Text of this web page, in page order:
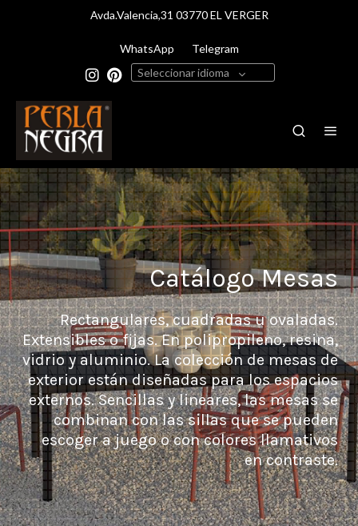
Avda.Valencia,31 03770 EL VERGER
WhatsApp
Telegram
Seleccionar idioma
Catálogo Mesas
Rectangulares, cuadradas u ovaladas.
Extensibles o fijas. En polipropileno, resina,
vidrio y aluminio. La colección de mesas de
exterior están diseñadas para los espacios
externos. Sencillas y lineares, las mesas se
combinan con las sillas que se pueden
escoger a juego o con colores llamativos
en contraste.